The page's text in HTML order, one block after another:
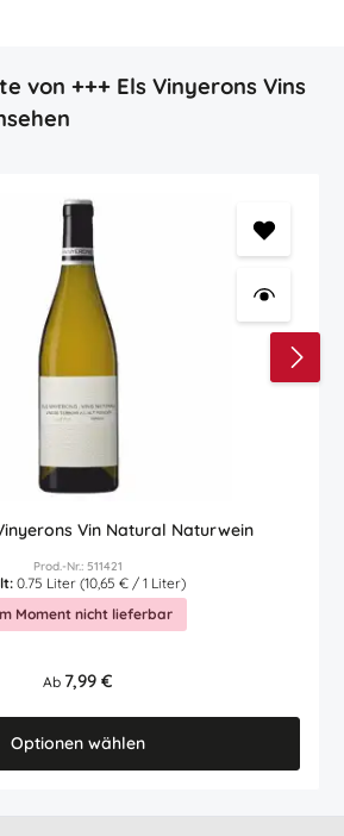
von +++ Els Vinyerons Vins
Vin Natural Naturwein
Prod.-Nr.: 511421
0.75 Liter (10,65 € / 1 Liter)
Moment nicht lieferbar
Regulärer Preis:
Ab 7,99 €
Optionen wählen